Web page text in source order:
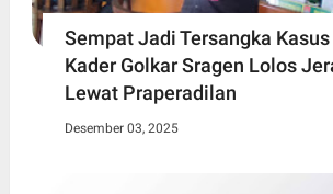
Sempat Jadi Tersangka
Kader Golkar Sragen Lolos
Lewat Praperadilan
Desember 03, 2025